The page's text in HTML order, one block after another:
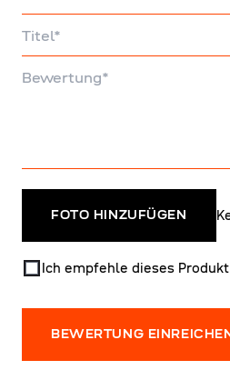
FOTO HINZUFÜGEN
Ich empfehle dieses
BEWERTUNG EINREICHEN